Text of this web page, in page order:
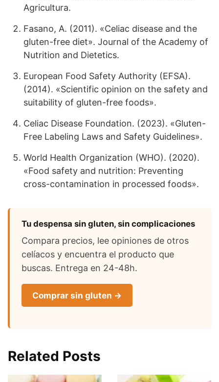
Agricultura.
Fasano, A. (2011). «Celiac disease and the
gluten-free diet». Journal of the Academy of
Nutrition and Dietetics.
European Food Safety Authority (EFSA).
(2014). «Scientific opinion on the safety and
suitability of gluten-free foods».
Celiac Disease Foundation. (2023). «Gluten-
Free Labeling Laws and Safety Guidelines».
World Health Organization (WHO). (2020).
«Food safety and nutrition: Preventing
cross-contamination in processed foods».
Tu despensa sin gluten, sin complicaciones
Compara precios, lee opiniones de otros
celíacos y encuentra el producto que
buscas. Entrega en 24-48h.
Comprar sin gluten →
Related Posts